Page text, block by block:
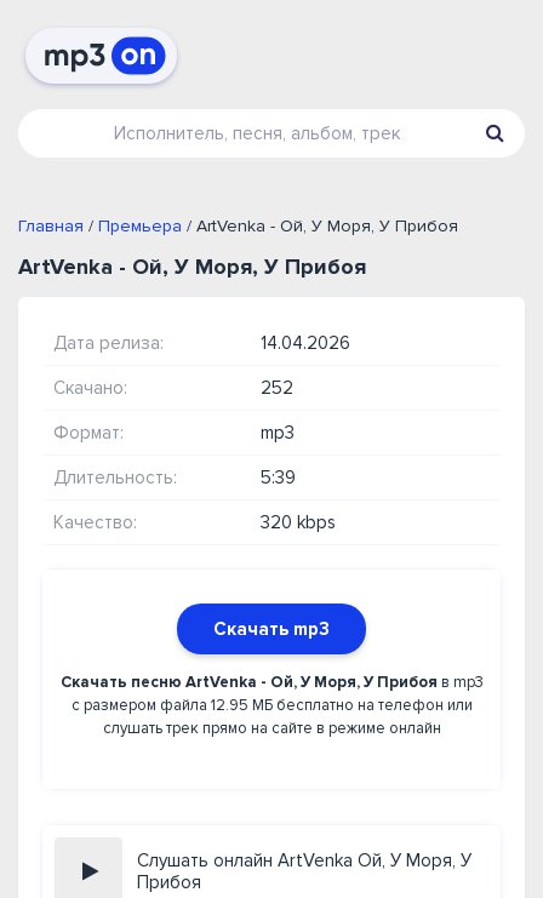
Главная / Премьера / ArtVenka - Ой, У Моря, У Прибоя
ArtVenka - Ой, У Моря, У Прибоя
Дата релиза: 14.04.2026
Скачано: 252
Формат: mp3
Длительность: 5:39
Качество: 320 kbps
Скачать mp3
Скачать песню ArtVenka - Ой, У Моря, У Прибоя в mp3
с размером файла 12.95 МБ бесплатно на телефон или
слушать трек прямо на сайте в режиме онлайн
Слушать онлайн ArtVenka Ой, У Моря, У
Прибоя